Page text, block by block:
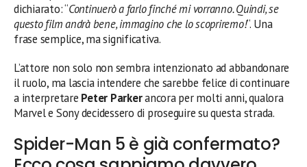
dichiarato: “Continuerò a farlo finché mi vorranno. Quindi, se
questo film andrà bene, immagino che lo scopriremo!“. Una
frase semplice, ma significativa.
L’attore non solo non sembra intenzionato ad abbandonare
il ruolo, ma lascia intendere che sarebbe felice di continuare
a interpretare Peter Parkerancora per molti anni, qualora
Marvel e Sony decidessero di proseguire su questa strada.
Spider-Man 5 è già confermato?